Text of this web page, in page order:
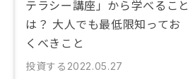
テラシー講座」から学べること
は？ 大人でも最低限知ってお
くべきこと
投資する 2022.05.27